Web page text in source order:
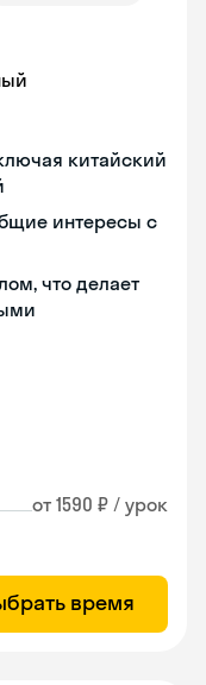
китайский
интересы с
что делает
от 1590 ₽ / урок
время